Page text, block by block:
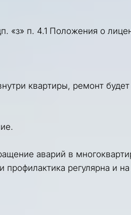
«з» п. 4.1 Положения о
квартиры, ремонт будет
аварий в
регулярна и